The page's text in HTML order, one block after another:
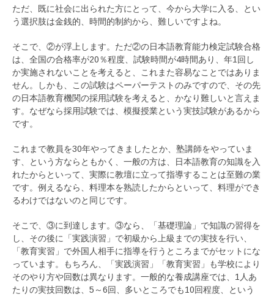
ただ、既に社会に出られた方にとって、今から大学に入る、とい
う選択肢は金銭的、時間的制約から、難しいですよね。
そこで、②が浮上します。ただ②の日本語教育能力検定試験合格
は、全国の合格率が20％程度、試験時間が4時間あり、年1回し
か実施されないことを考えると、これまた容易なことではありま
せん。しかも、この試験はペーパーテストのみですので、その先
の日本語教育機関の採用試験を考えると、かなり難しいと言えま
す。なぜなら採用試験では、模擬授業という実技試験があるから
です。
これまで教員を30年やってきましたとか、塾講師をやっていま
す、という方ならともかく、一般の方は、日本語教育の知識を入
れたからといって、実際に教壇に立って指導することは至難の業
です。例えるなら、料理本を熟読したからといって、料理ができ
るわけではないのと同じです。
そこで、③に到達します。③なら、「基礎理論」で知識の習得を
し、その後に「実践演習」で初級から上級までの実技を行い、
「教育実習」で外国人相手に指導を行うところまでがセットにな
っています。もちろん、「実践演習」「教育実習」も学校により
そのやり方や回数は異なります。一般的な養成講座では、1人あ
たりの実技回数は、5～6回、多いところでも10回程度、という